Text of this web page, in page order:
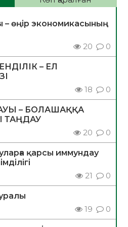
өңір экономикасының
20 0
– ЕЛ
18 0
– БОЛАШАҚҚА
ТАҢДАУ
20 0
қарсы иммундау
21 0
19 0